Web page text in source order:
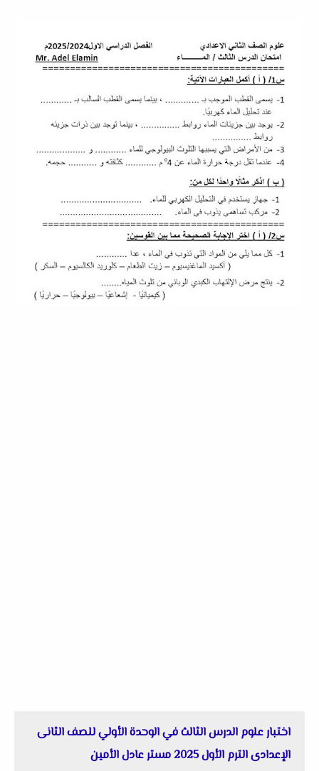
اختبار علوم الدرس الثالث في الوحدة الأولي للصف الثانى
الإعدادى الترم الأول 2025 مستر عادل الأمين